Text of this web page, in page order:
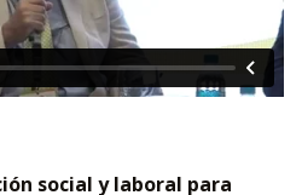
social y laboral para